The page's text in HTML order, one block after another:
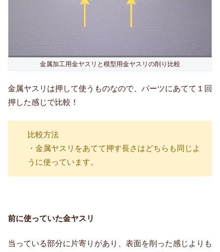
金属加工用金ヤスリと模型用金ヤスリの削り比較
金属ヤスリは押して使うものなので、パーツにあてて１回
押した感じで比較！
比較方法
・金属ヤスリをあてて押す長さはどちらも同じよ
うに使っています。
前に使っていた金ヤスリ
当っている部分に片寄りがあり、表面を削った感じよりも